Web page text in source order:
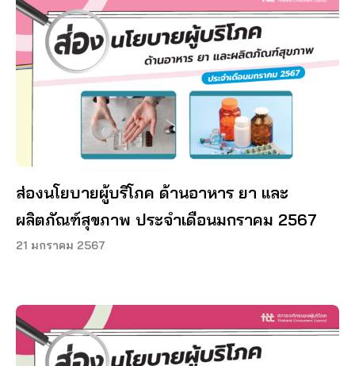
ส่องนโยบายผู้บริโภค ด้านอาหาร ยา และ
ผลิตภัณฑ์สุขภาพ ประจำเดือนมกราคม 2567
21 มกราคม 2567